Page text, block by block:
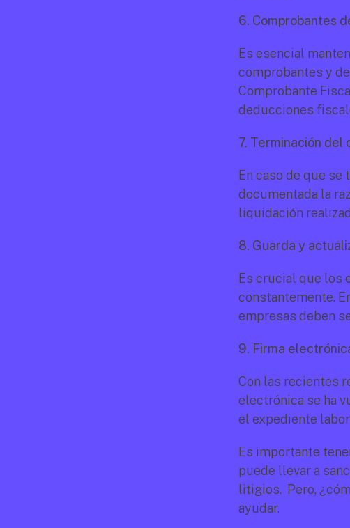
6. Comprobantes
Es esencial
comprobantes y
Comprobante
deducciones
7. Terminación del
En caso de que
documentada la
liquidación
8. Guarda y
Es crucial que los
constantemente.
empresas deben
9. Firma
Con las recientes
electrónica se ha
el expediente
Es importante
puede llevar a
litigios.  Pero,
ayudar.